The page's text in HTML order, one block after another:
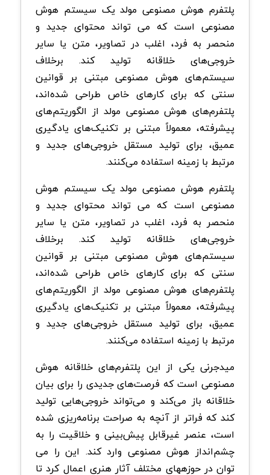
پلتفرم هوش مصنوعی مولد یک سیستم هوش
مصنوعی است که می تواند محتوای جدید و
منحصر به فرد، اغلب در تصاویر، متن یا سایر
خروجی‌های خلاقانه تولید کند. برخلاف
سیستم‌های هوش مصنوعی مبتنی بر قوانین
سنتی که برای کارهای خاص طراحی شده‌اند،
پلتفرم‌های هوش مصنوعی مولد از الگوریتم‌های
پیشرفته، معمولاً مبتنی بر تکنیک‌های یادگیری
عمیق، برای تولید مستقل خروجی‌های جدید و
مرتبط با زمینه استفاده می‌کنند.
پلتفرم هوش مصنوعی مولد یک سیستم هوش
مصنوعی است که می تواند محتوای جدید و
منحصر به فرد، اغلب در تصاویر، متن یا سایر
خروجی‌های خلاقانه تولید کند. برخلاف
سیستم‌های هوش مصنوعی مبتنی بر قوانین
سنتی که برای کارهای خاص طراحی شده‌اند،
پلتفرم‌های هوش مصنوعی مولد از الگوریتم‌های
پیشرفته، معمولاً مبتنی بر تکنیک‌های یادگیری
عمیق، برای تولید مستقل خروجی‌های جدید و
مرتبط با زمینه استفاده می‌کنند.
میدجرنی یکی از این پلتفرم‌های خلاقانه هوش
مصنوعی است که فرصت‌های جدیدی را برای بیان
خلاقانه باز می‌کند و می‌تواند خروجی‌هایی تولید
کند که فراتر از آنچه به صراحت برنامه‌ریزی شده
است، عنصر غیرقابل پیش‌بینی و خلاقیت را به
چشم‌انداز هوش مصنوعی وارد کند. این را می
توان در حوزههای مختلف آثار هنری اعمال کرد تا